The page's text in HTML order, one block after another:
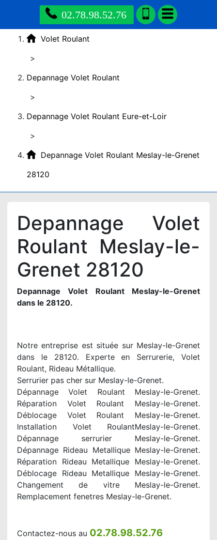
02.78.98.52.76
Volet Roulant
>
Depannage Volet Roulant
>
Depannage Volet Roulant Eure-et-Loir
>
Depannage Volet Roulant Meslay-le-Grenet
28120
Depannage Volet
Roulant Meslay-le-
Grenet 28120
Depannage Volet Roulant Meslay-le-Grenet
dans le 28120.
Notre entreprise est située sur Meslay-le-Grenet
dans le 28120. Experte en Serrurerie, Volet
Roulant, Rideau Métallique.
Serrurier pas cher sur Meslay-le-Grenet.
Dépannage Volet Roulant Meslay-le-Grenet.
Réparation Volet Roulant Meslay-le-Grenet.
Déblocage Volet Roulant Meslay-le-Grenet.
Installation Volet RoulantMeslay-le-Grenet.
Dépannage serrurier Meslay-le-Grenet.
Dépannage Rideau Metallique Meslay-le-Grenet.
Réparation Rideau Metallique Meslay-le-Grenet.
Déblocage Rideau Metallique Meslay-le-Grenet.
Changement de vitre Meslay-le-Grenet.
Remplacement fenetres Meslay-le-Grenet.
Contactez-nous au 02.78.98.52.76